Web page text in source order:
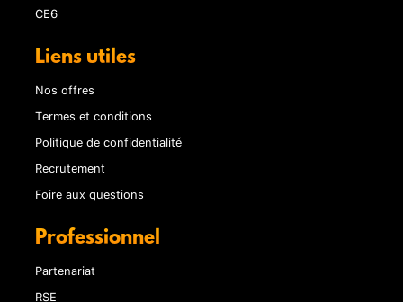
CE6
Liens utiles
Nos offres
Termes et conditions
Politique de confidentialité
Recrutement
Foire aux questions
Professionnel
Partenariat
RSE